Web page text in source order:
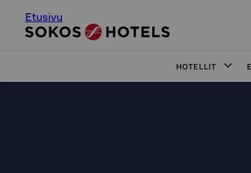
Etusivu
HOTELLIT